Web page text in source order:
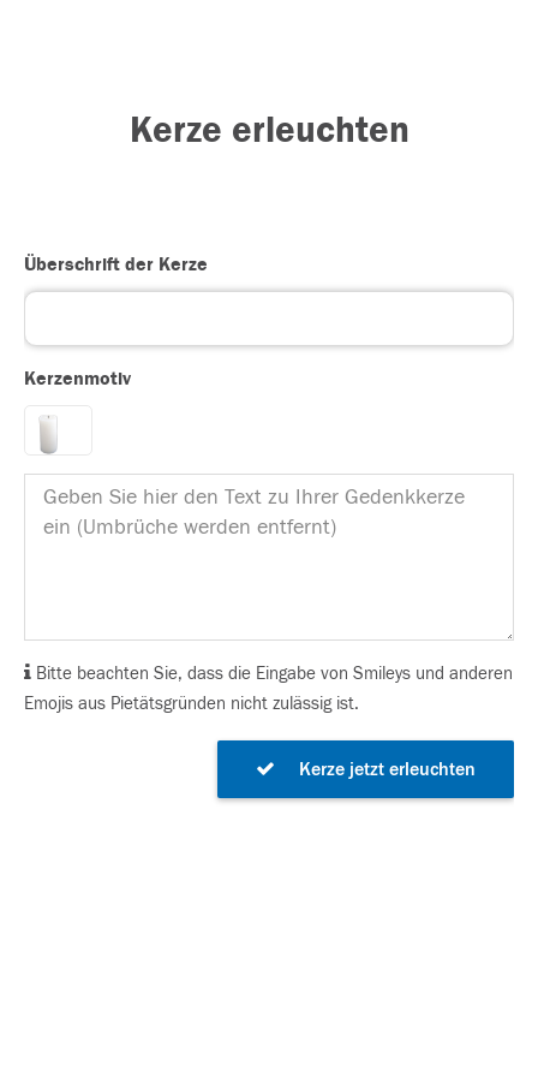
Kerze erleuchten
Überschrift der Kerze
Kerzenmotiv
Bitte beachten Sie, dass die Eingabe von Smileys und anderen
Emojis aus Pietätsgründen nicht zulässig ist.
Kerze jetzt erleuchten